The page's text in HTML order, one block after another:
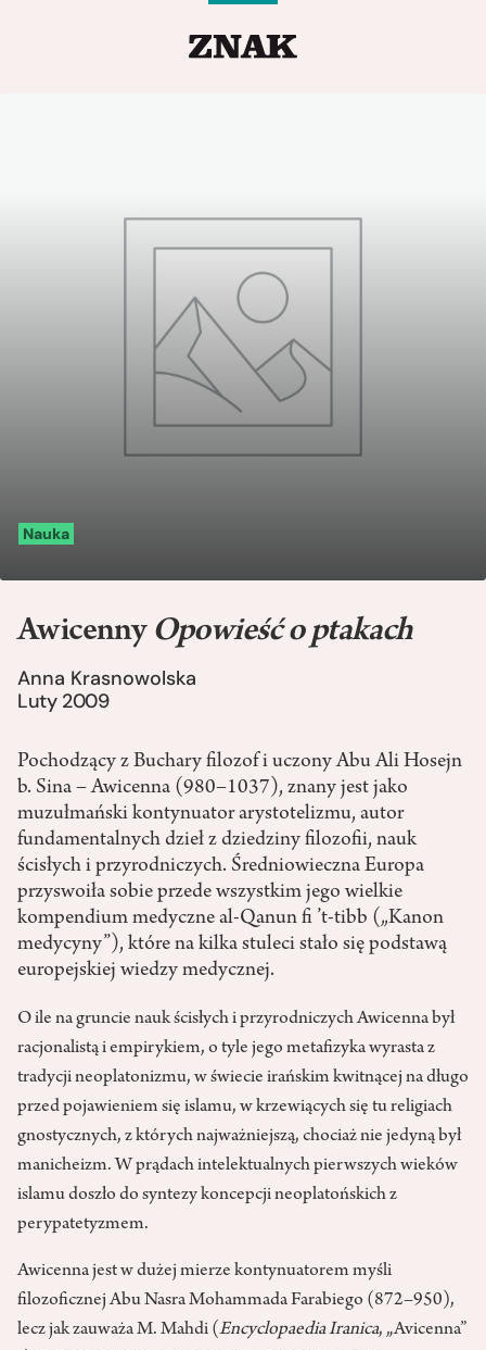
Nauka
Awicenny Opowieść o ptakach
Anna Krasnowolska
Luty 2009
Pochodzący z Buchary filozof i uczony Abu Ali Hosejn
b. Sina – Awicenna (980–1037), znany jest jako
muzułmański kontynuator arystotelizmu, autor
fundamentalnych dzieł z dziedziny filozofii, nauk
ścisłych i przyrodniczych. Średniowieczna Europa
przyswoiła sobie przede wszystkim jego wielkie
kompendium medyczne al-Qanun fi ’t-tibb („Kanon
medycyny”), które na kilka stuleci stało się podstawą
europejskiej wiedzy medycznej.
O ile na gruncie nauk ścisłych i przyrodniczych Awicenna był
racjonalistą i empirykiem, o tyle jego metafizyka wyrasta z
tradycji neoplatonizmu, w świecie irańskim kwitnącej na długo
przed pojawieniem się islamu, w krzewiących się tu religiach
gnostycznych, z których najważniejszą, chociaż nie jedyną był
manicheizm. W prądach intelektualnych pierwszych wieków
islamu doszło do syntezy koncepcji neoplatońskich z
perypatetyzmem.
Awicenna jest w dużej mierze kontynuatorem myśli
filozoficznej Abu Nasra Mohammada Farabiego (872–950),
lecz jak zauważa M. Mahdi (Encyclopaedia Iranica, „Avicenna”